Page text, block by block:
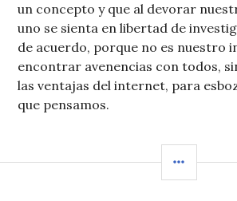
un concepto y que al devorar
uno se sienta en libertad de
de acuerdo, porque no es nuestro
encontrar avenencias con todos,
las ventajas del internet, para
que pensamos.